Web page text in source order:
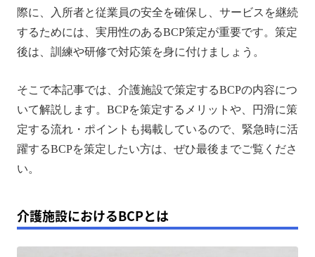
介護施設でBCPに記載する2つの内容
介護施設でBCPを策定・運用する流れ
BCP策定に役立つポータブル電源とは
BCPを円滑に策定するためのポイント
介護施設のBCPに関するよくある質問
まとめ
際に、入所者と従業員の安全を確保し、サービスを継続
するためには、実用性のあるBCP策定が重要です。策定
後は、訓練や研修で対応策を身に付けましょう。
そこで本記事では、介護施設で策定するBCPの内容につ
いて解説します。BCPを策定するメリットや、円滑に策
定する流れ・ポイントも掲載しているので、緊急時に活
躍するBCPを策定したい方は、ぜひ最後までご覧くださ
い。
介護施設におけるBCPとは